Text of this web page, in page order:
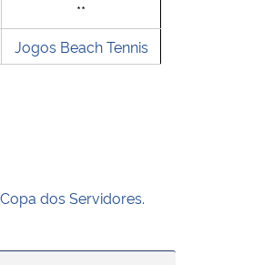
**
Jogos Beach Tennis
dos Servidores.